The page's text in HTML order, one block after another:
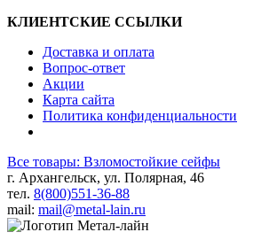
КЛИЕНТСКИЕ ССЫЛКИ
Доставка и оплата
Вопрос-ответ
Акции
Карта сайта
Политика конфиденциальности
Все товары: Взломостойкие сейфы
г. Архангельск, ул. Полярная, 46
тел. 8(800)551-36-88
mail: mail@metal-lain.ru